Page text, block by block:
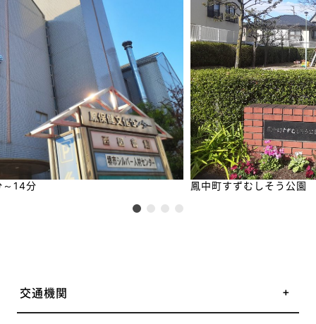
鳳中町すずむしそう公園 徒歩5分～6分
交通機関